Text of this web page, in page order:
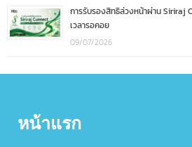
การรับรองสิทธิล่วงหน้าผ่าน Siriraj
เวลารอคอย
09/07/2026
หน้าแรก